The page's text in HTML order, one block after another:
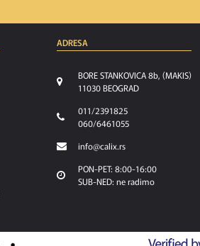
ADRESA
BORE STANKOVICA 8b, (MAKIS)
11030 BEOGRAD
011/2391825
060/6461055
info@calix.rs
PON-PET: 8:00-16:00
SUB-NED: ne radimo